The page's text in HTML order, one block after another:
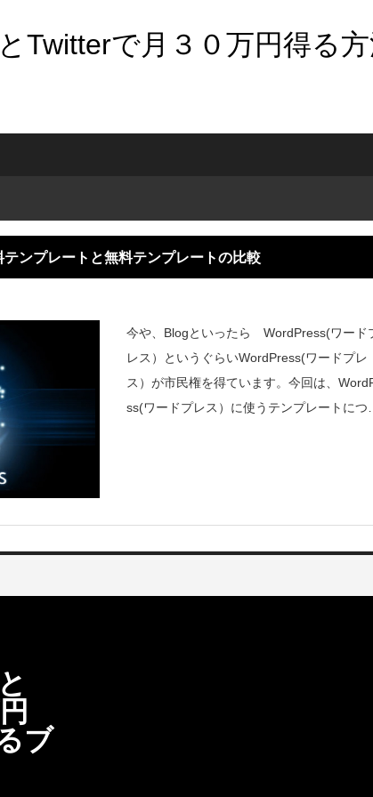
Twitterで月３０万円得る
ンプレートと無料テンプレートの比較
今や、Blogといったら WordPress(ワード
レス）というぐらいWordPress(ワードプレ
ス）が市民権を得ています。今回は、
ss(ワードプレス）に使うテンプレートについ
ブ